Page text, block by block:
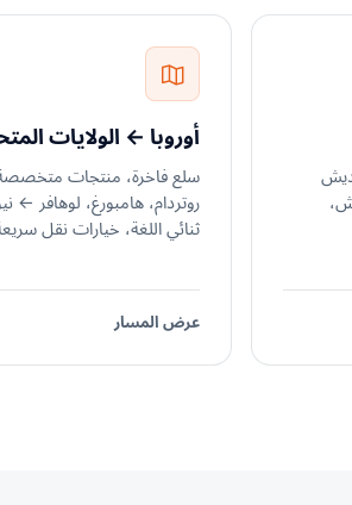
أوروبا ← الولايات
سلع فاخرة، منتجات متخصصة،
روتردام، هامبورغ، لوهافر ←
ثنائي اللغة، خيارات نقل
عرض المسار